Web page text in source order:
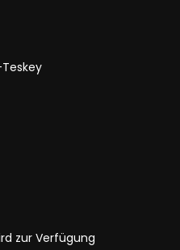
zur Verfügung